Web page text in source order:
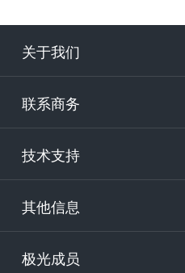
关于我们
联系商务
技术支持
其他信息
极光成员